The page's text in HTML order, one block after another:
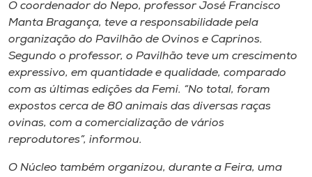
Editora
Rádio
Museu
Unoesc
Store
O coordenador do Nepo, professor José Francisco
Manta Bragança, teve a responsabilidade pela
organização do Pavilhão de Ovinos e Caprinos.
Segundo o professor, o Pavilhão teve um crescimento
expressivo, em quantidade e qualidade, comparado
com as últimas edições da Femi. “No total, foram
expostos cerca de 80 animais das diversas raças
ovinas, com a comercialização de vários
reprodutores”, informou.
O Núcleo também organizou, durante a Feira, uma